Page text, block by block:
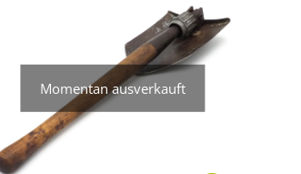
Momentan ausverkauft